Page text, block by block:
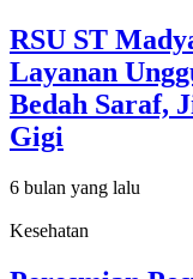
RSU ST
Layanan
Bedah Saraf,
Gigi
6 bulan yang lalu
Kesehatan